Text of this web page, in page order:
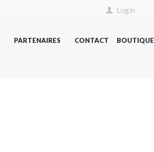
Login
PARTENAIRES CONTACT BOUTIQUE